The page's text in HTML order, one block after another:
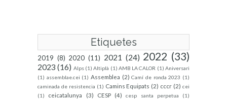
Etiquetes
2019 (8) 2020 (11) 2021 (24) 2022 (33)
2023 (16) Alps (1) Altiplà (1) AMB LA CALOR (1) Aniversari
(1) assemblae.cei (1) Assemblea (2) Camí de ronda 2023 (1)
caminada de resistencia (1) Camins Equipats (2) cccr (2) cei
(1)
ceicatalunya (3) CESP (4) cesp santa perpetua
(1)